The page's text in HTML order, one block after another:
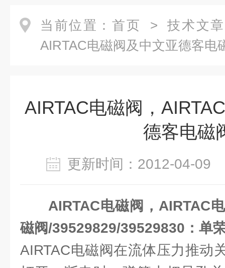
当前位置： 首页 > 技术文章
AIRTAC电磁阀及中文亚德客电
AIRTAC电磁阀，
德客电磁
更新时间：2012-04-
AIRTAC电磁阀，AIRTAC
磁阀/39529829/39529830：单
AIRTAC电磁阀在流体压力推动